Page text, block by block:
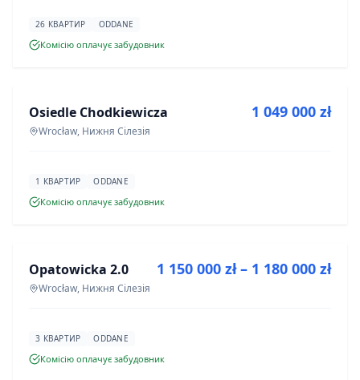
26 КВАРТИР ODDANE
Комісію оплачує забудовник
ІНВЕСТИЦІЯ
Osiedle Chodkiewicza
Wrocław, Нижня Сілезія
1 049 000 zł
1 КВАРТИР ODDANE
Комісію оплачує забудовник
ІНВЕСТИЦІЯ
Opatowicka 2.0
Wrocław, Нижня Сілезія
1 150 000 zł – 1 180 000 zł
3 КВАРТИР ODDANE
Комісію оплачує забудовник